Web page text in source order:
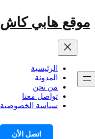
موقع هابي كاش
الرئيسية
المدونة
من نحن
تواصل معنا
سياسة الخصوصية
اتصل الأن